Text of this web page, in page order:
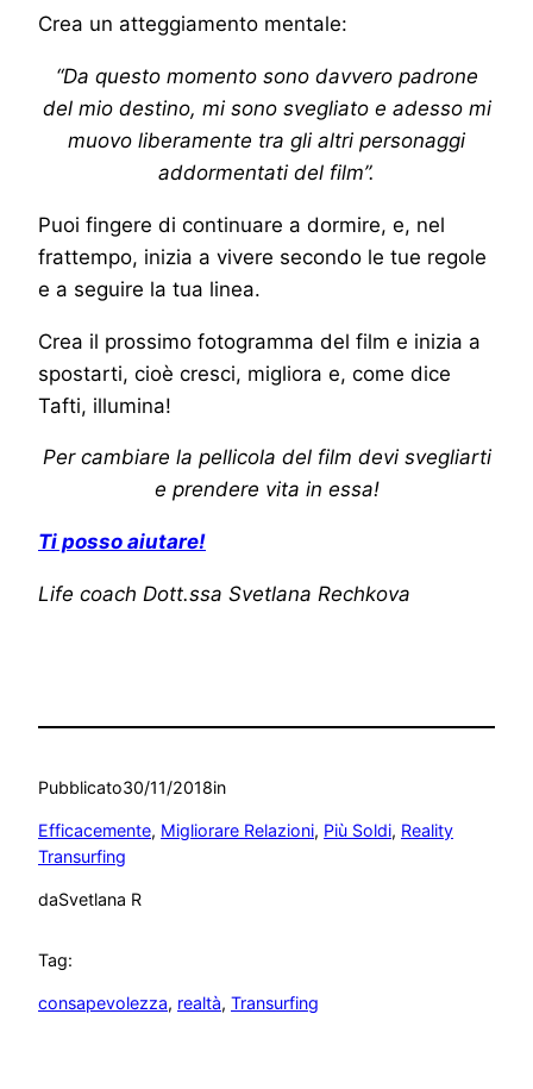
Crea un atteggiamento mentale:
“Da questo momento sono davvero padrone
del mio destino, mi sono svegliato e adesso mi
muovo liberamente tra gli altri personaggi
addormentati del film”.
Puoi fingere di continuare a dormire, e, nel
frattempo, inizia a vivere secondo le tue regole
e a seguire la tua linea.
Crea il prossimo fotogramma del film e inizia a
spostarti, cioè cresci, migliora e, come dice
Tafti, illumina!
Per cambiare la pellicola del film devi svegliarti
e prendere vita in essa!
Ti posso aiutare!
Life coach Dott.ssa Svetlana Rechkova
Pubblicato30/11/2018in
Efficacemente, Migliorare Relazioni, Più Soldi, Reality
Transurfing
daSvetlana R
Tag:
consapevolezza, realtà, Transurfing